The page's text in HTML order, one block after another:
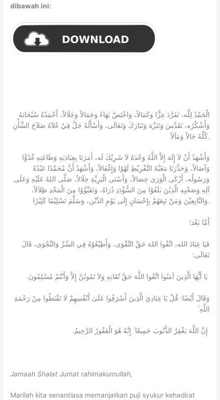
dibawah ini:
الْحَمْدُ لِلَّه، تَفَرَّدَ عِزًّا وَكَمَالاً، وَاخْتَصَّ بَهَاءً وَجَمَالاً وَجَلَالاً، أَحْمَدُهُ سُبْحَانَهُ
وَأَشْكُرُه، تَقَدَّسَ وَتَنَزَّهَ وَتَبَارَكَ وَتَعَالَى، وَأَسْأَلُهُ جَلَّ فِيْ عُلاَهُ صَلاَحَ الشَّأْنِ
كُلَّهُ حَالاً وَمَآلاً.
وَأَشْهَدُ أَنْ لاَ إِلَهَ إِلاَّ اللَّهُ وَحْدَهُ لاَ شَرِيْكَ لَه، أَمَرَنَا بِعِبَادَتِهِ وَطَاعَتِهِ غُدُوًّا
وَآصَالاً، وَحَذَّرَنَا مَغَبَّةَ التَّفْرِيْطِ لَهْوًا وَإِغْفَالاً، وَأَشْهَدُ أَنَّ مُحَمَّدًا عَبْدُهُ
وَرَسُولُه، أَزْكَى الْوَرَى خِصَالاً، وَأَسْنَى الْبَرِيَّةِ خِلَالاً، صَلَّى اللهُ عَلَيْهِ وَعَلَى
آلِهِ وَصَحْبِهِ الَّذِيْنَ بَلَغُوْا مِنَ السُّؤْدَدِ ذُرَاهُ، وَتَفَيَّؤُوْا مِنَ الْمَجْدِ ظِلاَلاً،
وَالتَّابِعِيْنَ وَمَنْ تَبِعَهُمْ بِإِحْسَانٍ إِلَى يَوْمِ الدِّيْن، وَسَلَّمَ تَسْلِيْمًا كَثِيْرًا.
أَمَّا بَعْد؛
فَيَا عِبَادَ الله، اتَّقُوا اللهَ حَقَّ التَّقْوَى، وَأَطِيْعُوْهُ فِي السِّرِّ وَالنَّجْوَى، قَالَ
تَعَالَى:
يَا أَيُّهَا الَّذِينَ آمَنُوا اتَّقُوا اللَّهَ حَقَّ تُقَاتِهِ وَلاَ تَمُوتُنَّ إِلاَّ وَأَنْتُمْ مُسْلِمُونَ.
وَقَالَ أَيْضًا: قُلْ يَا عِبَادِيَ الَّذِينَ أَسْرَفُوا عَلَىٰ أَنْفُسِهِمْ لَا تَقْنَطُوا مِنْ رَحْمَةِ
اللَّهِ ۚ
إِنَّ اللَّهَ يَغْفِرُ الذُّنُوبَ جَمِيعًا ۚ إِنَّهُ هُوَ الْغَفُورُ الرَّحِيمُ.
Jamaah Shalat Jumatrahimakumullah,
Marilah kita senantiasa memanjatkan puji syukur kehadirat